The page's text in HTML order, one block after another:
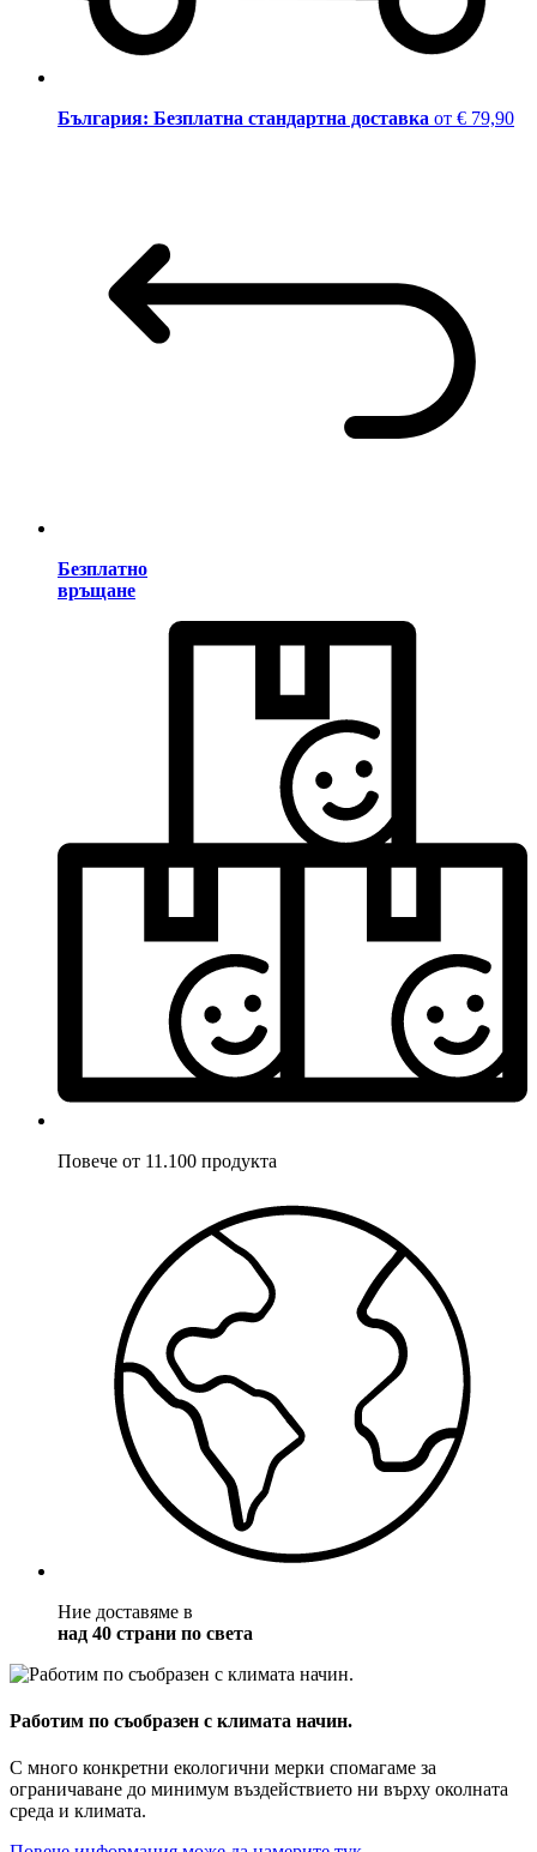
България: Безплатна стандартна доставка от € 79,90
Безплатно
връщане
Повече от 11.100 продукта
Ние доставяме в
над 40 страни по света
Работим по съобразен с климата начин.
С много конкретни екологични мерки спомагаме за
ограничаване до минимум въздействието ни върху околната
среда и климата.